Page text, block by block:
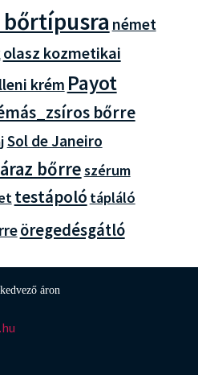
német
olasz kozmetikai
krém Payot
bőrre
Sol de Janeiro
bőrreszérum
testápoló tápláló
öregedésgátló
áron